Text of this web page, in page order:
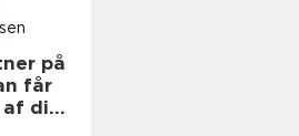
på
din